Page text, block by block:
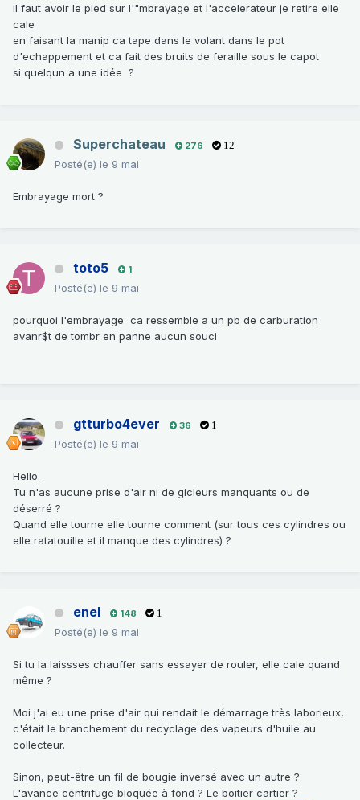
il faut avoir le pied sur l'"mbrayage et l'accelerateur je retire elle
cale
en faisant la manip ca tape dans le volant dans le pot
d'echappement et ca fait des bruits de feraille sous le capot
si quelqun a une idée ?
Superchateau 276 12
Posté(e) le 9 mai
Embrayage mort ?
toto5 1
Posté(e) le 9 mai
pourquoi l'embrayage ca ressemble a un pb de carburation
avanr$t de tombr en panne aucun souci
gtturbo4ever 36 1
Posté(e) le 9 mai
Hello.
Tu n'as aucune prise d'air ni de gicleurs manquants ou de
déserré ?
Quand elle tourne elle tourne comment (sur tous ces cylindres ou
elle ratatouille et il manque des cylindres) ?
enel 148 1
Posté(e) le 9 mai
Si tu la laissses chauffer sans essayer de rouler, elle cale quand
même ?
Moi j'ai eu une prise d'air qui rendait le démarrage très laborieux,
c'était le branchement du recyclage des vapeurs d'huile au
collecteur.
Sinon, peut-être un fil de bougie inversé avec un autre ?
L'avance centrifuge bloquée à fond ? Le boitier cartier ?